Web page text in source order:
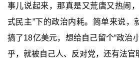
事儿说起来，那真是又荒唐又热闹
式民主”下的政治内耗。简单来说，
搞了18亿美元，想给自己留个“政治
乎，就被自己人、反对党，还有法官